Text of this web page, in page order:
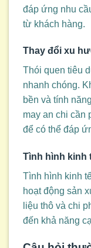
đáp ứng nhu
từ khách hàng.
Thay đổi xu
Thói quen tiêu
nhanh chóng.
bền và tính
may an chi cần
để có thể đáp
Tình hình kinh
Tình hình kinh
hoạt động sản
liệu thô và chi
đến khả năng